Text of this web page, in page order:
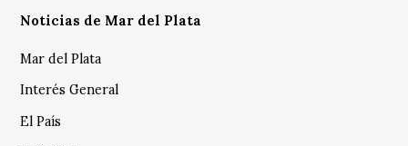
Noticias de Mar del Plata
Mar del Plata
Interés General
El País